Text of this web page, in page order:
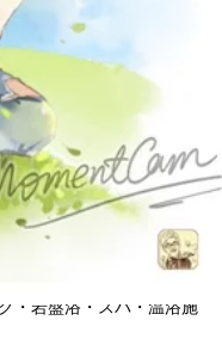
クラブ「ルネサンス」飲
容室「アリア バイ アルテ
、
ガー」
・岩盤浴・スパ・温浴施